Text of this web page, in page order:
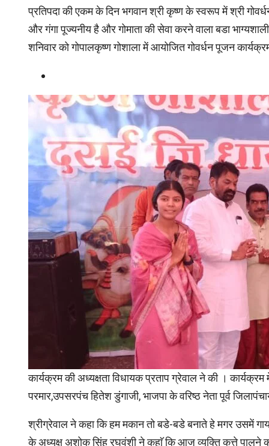
प्रतिपदा की एकम के दिन भगवान श्री कृष्ण के स्वरूप में श्री
और गंगा पूज्यनीय है और गोमाता की सेवा करने वाला बडा
शनिवार को गोपालकृष्ण गोशाला में आयोजित गोवर्धन पूजन
कार्यक्रम की अध्यक्षता विधायक प्रताप ग्रेवाल ने की ।
परमार,उपसरपंच हितेश डुंगाजी, भाजपा के वरिष्ठ नेता पूर्व
श्रीग्रेवाल ने कहा कि हम मकान तो बडे-बडे बनाते हे मगर उसमें
के अध्यक्ष अशोक सिंह रघुवंशी ने कहाॅ कि आज व्यक्ति कुत्ते पालने